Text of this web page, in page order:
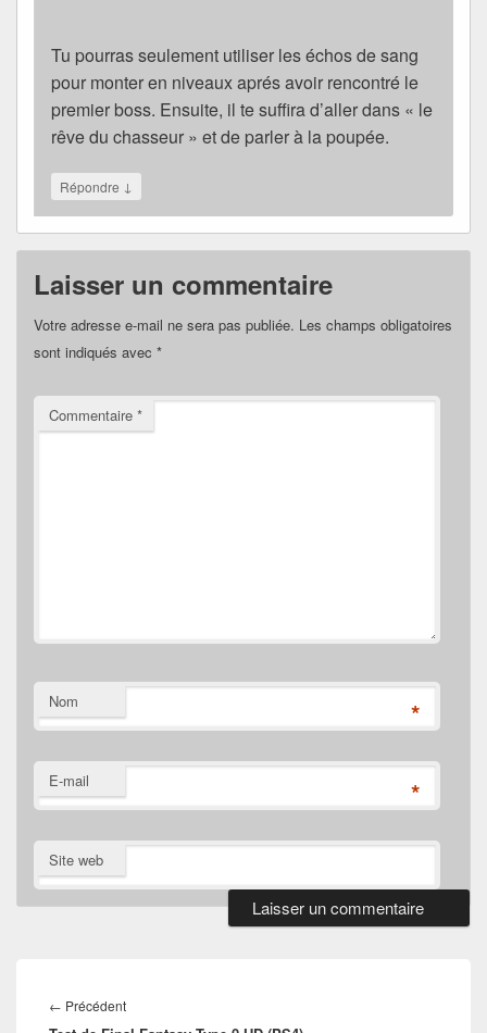
Tu pourras seulement utiliser les échos de sang
pour monter en niveaux aprés avoir rencontré le
premier boss. Ensuite, il te suffira d’aller dans « le
rêve du chasseur » et de parler à la poupée.
Répondre ↓
Laisser un commentaire
Votre adresse e-mail ne sera pas publiée. Les champs obligatoires
sont indiqués avec *
Commentaire *
Nom *
E-mail *
Site web
de
l’article
← PrécédentArticle